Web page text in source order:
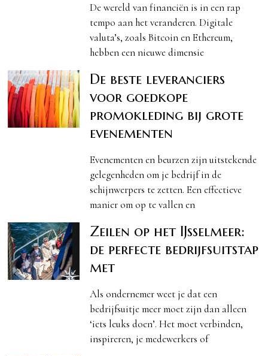
De wereld van financiën is in een rap
tempo aan het veranderen. Digitale
valuta’s, zoals Bitcoin en Ethereum,
hebben een nieuwe dimensie
De beste leveranciers
voor goedkope
promokleding bij grote
evenementen
Evenementen en beurzen zijn uitstekende
gelegenheden om je bedrijf in de
schijnwerpers te zetten. Een effectieve
manier om op te vallen en
Zeilen op het IJsselmeer:
de perfecte bedrijfsuitstap
met
Als ondernemer weet je dat een
bedrijfsuitje meer moet zijn dan alleen
‘iets leuks doen’. Het moet verbinden,
inspireren, je medewerkers of